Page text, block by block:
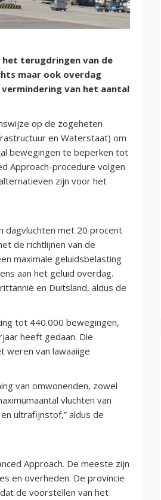
het terugdringen van de
maar ook overdag
van het aantal
op de zogeheten
en Waterstaat) om
bewegingen te beperken tot
Approach-procedure volgen
zijn voor het
dagvluchten met 20 procent
de richtlijnen van de
maximale geluidsbelasting
aan het geluid overdag.
en Duitsland, aldus de
tot 440.000 bewegingen,
heeft gedaan. Die
weren van lawaaiige
van omwonenden, zowel
vluchten van
ultrafijnstof,” aldus de
Approach. De meeste zijn
en overheden. De provincie
de voorstellen van het